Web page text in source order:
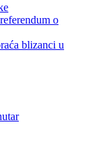
o
blizanci u